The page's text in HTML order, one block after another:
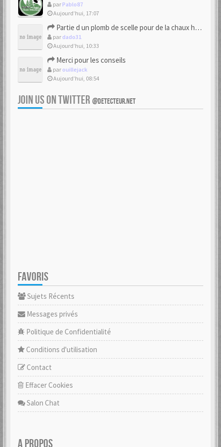
par Pablo87
Aujourd’hui, 17:07
Partie d un plomb de scelle pour de la chaux hydraulique
par dado31
Aujourd’hui, 10:33
Merci pour les conseils
par ouillejack
Aujourd’hui, 08:54
JOIN US ON TWITTER @DETECTEUR.NET
FAVORIS
Sujets Récents
Messages privés
Politique de Confidentialité
Conditions d'utilisation
Contact
Effacer Cookies
Salon Chat
A PROPOS